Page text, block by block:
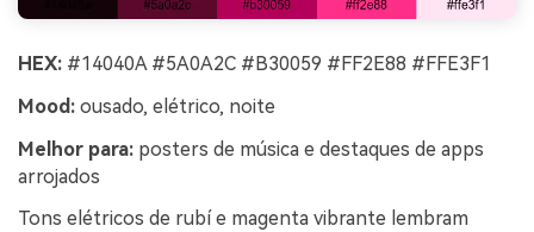
HEX: #14040A #5A0A2C #B30059 #FF2E88 #FFE3F1
Mood: ousado, elétrico, noite
Melhor para: posters de música e destaques de apps
arrojados
Tons elétricos de rubí e magenta vibrante lembram